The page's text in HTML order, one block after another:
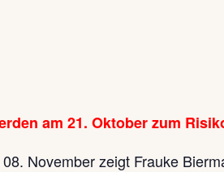
am 21. Oktober zum
November zeigt Frauke